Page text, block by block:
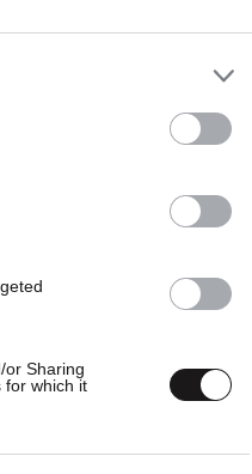
or Sharing
for which it
–
από τις